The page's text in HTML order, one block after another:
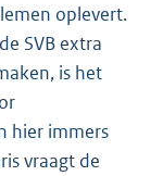
oplevert.
SVB extra
is het
hier immers
vraagt de